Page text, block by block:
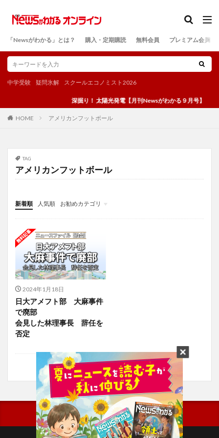
「Newsがわかる」とは？ 購入・定期購読 無料会員 プレミアム会員
中学受験 疑問氷解 スクールエコノミスト2026
深掘り！ 太陽光発電【月刊Newsがわかる９月号】
HOME アメリカンフットボール
TAG
アメリカンフットボール
新着順 人気順
お勧めカテゴリ
投稿
学び
マンガ
電子書籍
2024年1月18日
日大アメフト部 大麻事件
で廃部
会見した林理事長 辞任を
否定
検索